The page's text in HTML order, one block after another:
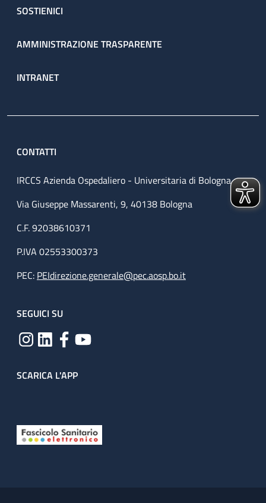
SOSTIENICI
AMMINISTRAZIONE TRASPARENTE
INTRANET
CONTATTI
IRCCS Azienda Ospedaliero - Universitaria di Bologna
Via Giuseppe Massarenti, 9, 40138 Bologna
C.F. 92038610371
P.IVA 02553300373
PEC: PEIdirezione.generale@pec.aosp.bo.it
SEGUICI SU
SCARICA L'APP